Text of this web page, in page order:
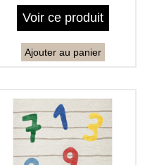
Voir ce produit
Ajouter au panier